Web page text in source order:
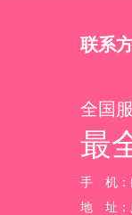
联系
全国
最
手 机：
地 址：